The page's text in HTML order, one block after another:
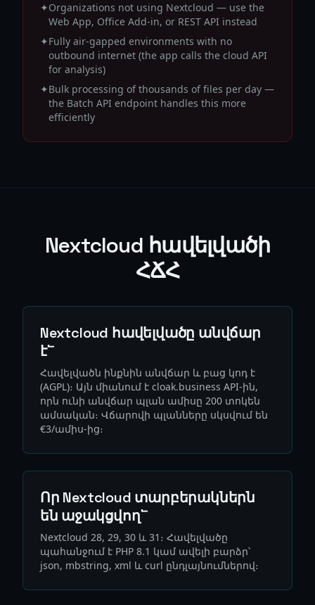
✦Organizations not using Nextcloud — use the
Web App, Office Add-in, or REST API instead
✦Fully air-gapped environments with no
outbound internet (the app calls the cloud API
for analysis)
✦Bulk processing of thousands of files per day —
the Batch API endpoint handles this more
efficiently
Nextcloud հավելվածի
ՀՃՀ
Nextcloud հավելվածը անվճար
է՟
Հավելվածն ինքնին անվճար և բաց կոդ է
(AGPL)։ Այն միանում է cloak.business API-ին,
որն ունի անվճար պլան ամիսը 200 տոկեն
ամսական։ Վճարովի պլանները սկսվում են
€3/ամիս-ից։
Որ Nextcloud տարբերակներն
են աջակցվող՟
Nextcloud 28, 29, 30 և 31։ Հավելվածը
պահանջում է PHP 8.1 կամ ավելի բարձր՝
json, mbstring, xml և curl ընդլայնումներով։